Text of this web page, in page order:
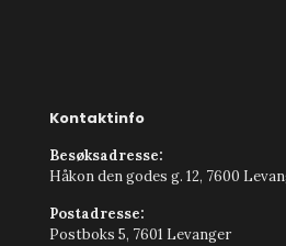
Kontaktinfo
Besøksadresse:
Håkon den godes g. 12, 7600
Postadresse:
Postboks 5, 7601 Levanger